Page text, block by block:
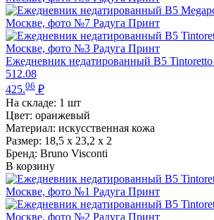
Ежедневник недатированный B5
512.08
425.06 ₽
На складе: 1 шт
Цвет: оранжевый
Материал: искусственная кожа
Размер: 18,5 х 23,2 х 2
Бренд: Bruno Visconti
В корзину